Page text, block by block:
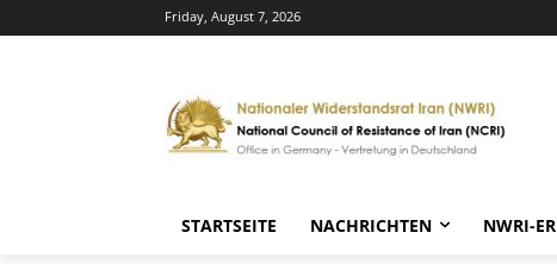
Friday, August 7, 2026
STARTSEITE NACHRICHTEN NWRI-